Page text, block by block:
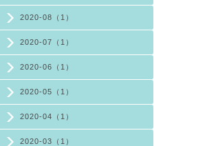
2020-08（1）
2020-07（1）
2020-06（1）
2020-05（1）
2020-04（1）
2020-03（1）